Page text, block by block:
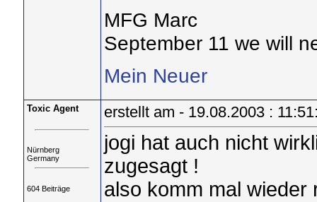
MFG Marc
September 11 we will
Mein Neuer
Toxic Agent
Nürnberg
Germany
604 Beiträge
erstellt am - 19.08.2003 :
jogi hat auch nicht
zugesagt !
also komm mal wieder